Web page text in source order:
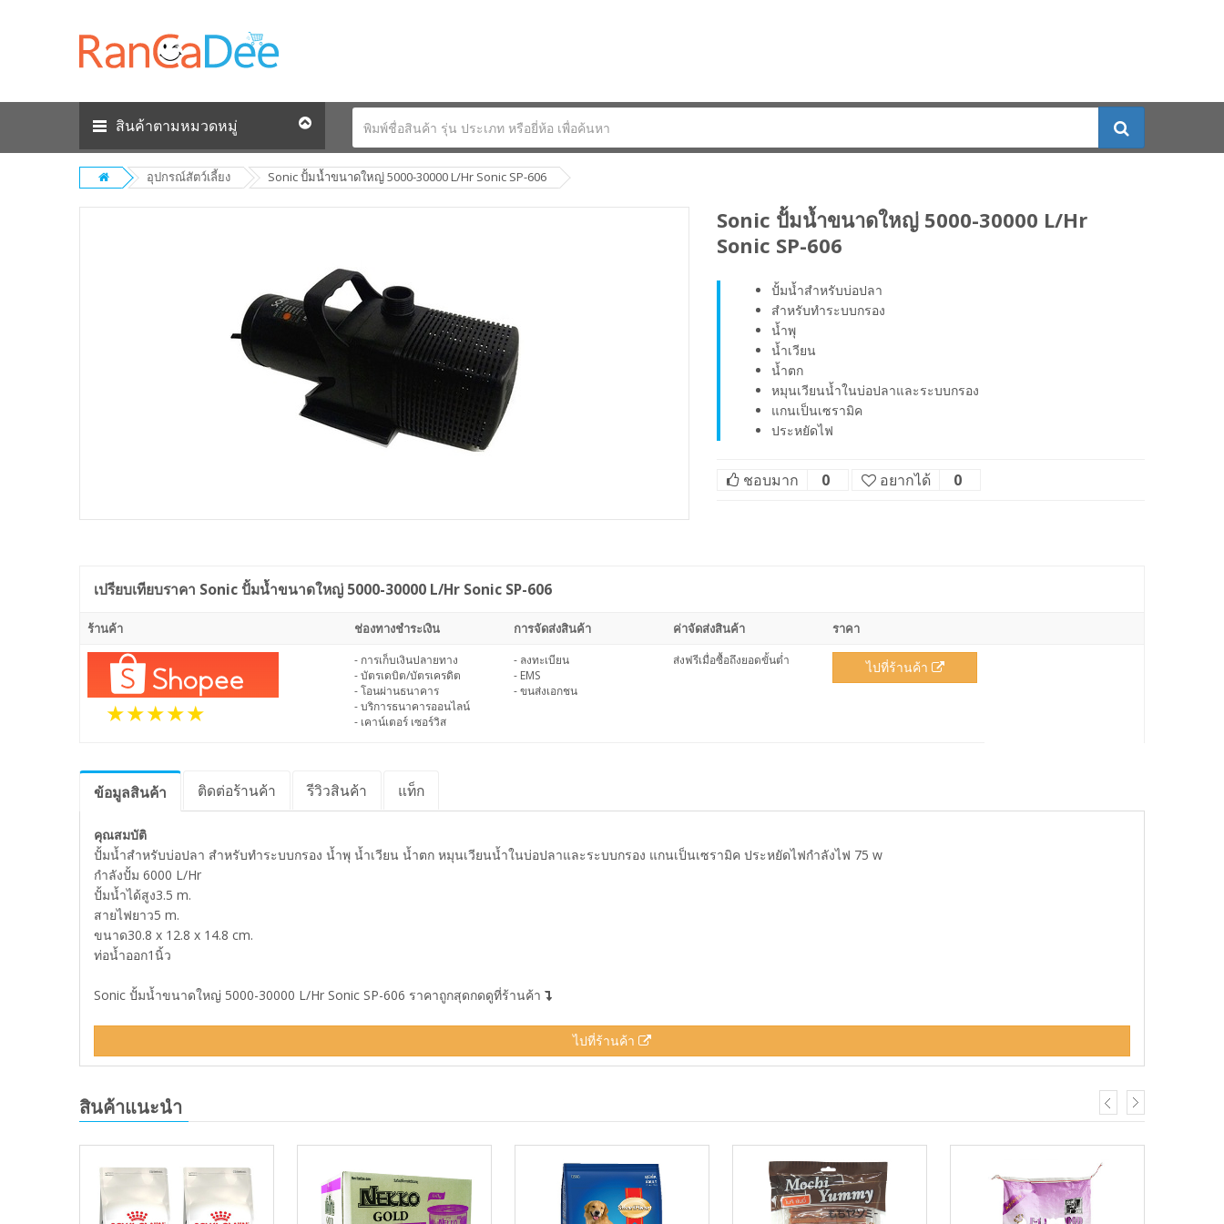
สินค้าตามหมวดหมู่
อุปกรณ์สัตว์เลี้ยง Sonic ปั้มน้ำขนาดใหญ่ 5000-30000 L/Hr Sonic SP-606
Sonic ปั้มน้ำขนาดใหญ่ 5000-30000 L/Hr
Sonic SP-606
ปั้มน้ำสำหรับบ่อปลา
สำหรับทำระบบกรอง
น้ำพุ
น้ำเวียน
น้ำตก
หมุนเวียนน้ำในบ่อปลาและระบบกรอง
แกนเป็นเซรามิค
ประหยัดไฟ
ชอบมาก 0 อยากได้ 0
เปรียบเทียบราคา Sonic ปั้มน้ำขนาดใหญ่ 5000-30000 L/Hr Sonic SP-606
ร้านค้า ช่องทางชำระเงิน การจัดส่งสินค้า ค่าจัดส่งสินค้า ราคา
- การเก็บเงินปลายทาง
- บัตรเดบิต/บัตรเครดิต
- โอนผ่านธนาคาร
- บริการธนาคารออนไลน์
- เคาน์เตอร์ เซอร์วิส
- ลงทะเบียน
- EMS
- ขนส่งเอกชน
ส่งฟรีเมื่อซื้อถึงยอดขั้นต่ำ ไปที่ร้านค้า
ข้อมูลสินค้า ติดต่อร้านค้า รีวิวสินค้า แท็ก
คุณสมบัติ
ปั้มน้ำสำหรับบ่อปลา สำหรับทำระบบกรอง น้ำพุ น้ำเวียน น้ำตก หมุนเวียนน้ำในบ่อปลาและระบบกรอง แกนเป็นเซรามิค ประหยัดไฟกำลังไฟ 75 w
กำลังปั้ม 6000 L/Hr
ปั้มน้ำได้สูง3.5 m.
สายไฟยาว5 m.
ขนาด30.8 x 12.8 x 14.8 cm.
ท่อน้ำออก1นิ้ว
Sonic ปั้มน้ำขนาดใหญ่ 5000-30000 L/Hr Sonic SP-606 ราคาถูกสุดกดดูที่ร้านค้า
ไปที่ร้านค้า
สินค้าแนะนำ